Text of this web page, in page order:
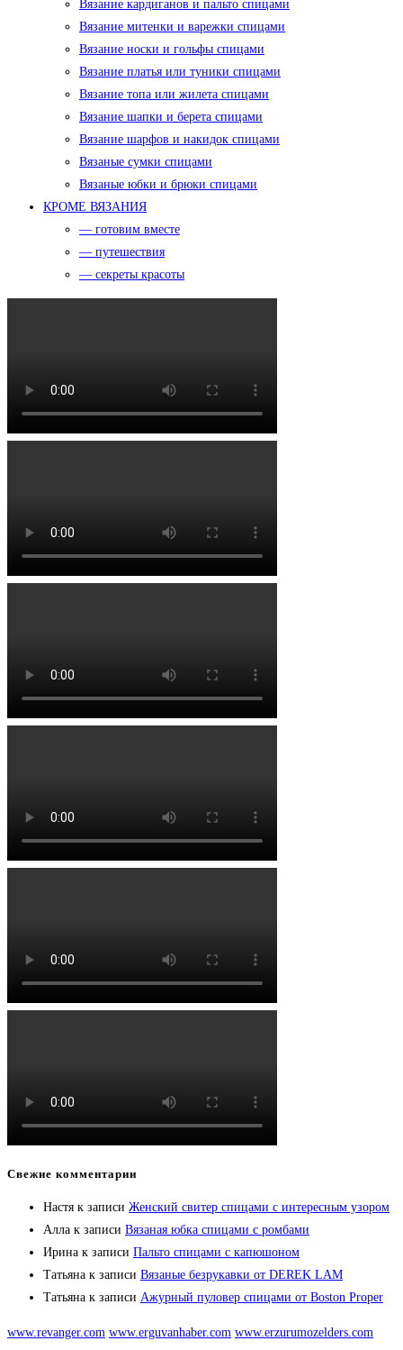
Вязание кардиганов и пальто спицами
Вязание митенки и варежки спицами
Вязание носки и гольфы спицами
Вязание платья или туники спицами
Вязание топа или жилета спицами
Вязание шапки и берета спицами
Вязание шарфов и накидок спицами
Вязаные сумки спицами
Вязаные юбки и брюки спицами
КРОМЕ ВЯЗАНИЯ
— готовим вместе
— путешествия
— секреты красоты
Свежие комментарии
Настя к записи Женский свитер спицами с интересным узором
Алла к записи Вязаная юбка спицами с ромбами
Ирина к записи Пальто спицами с капюшоном
Татьяна к записи Вязаные безрукавки от DEREK LAM
Татьяна к записи Ажурный пуловер спицами от Boston Proper
www.revanger.com www.erguvanhaber.com www.erzurumozelders.com